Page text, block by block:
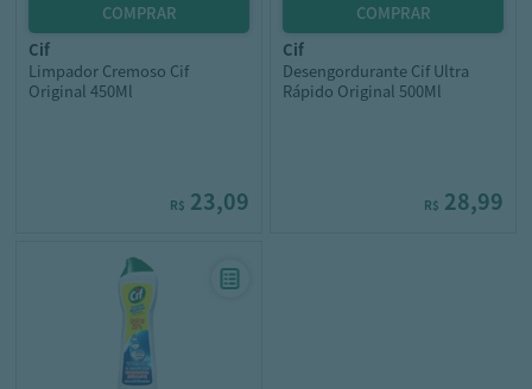
cif
Limpador Cremoso Cif
Original 450Ml
R$ 23,09
cif
Desengordurante Cif Ultra
Rápido Original 500Ml
R$ 28,99